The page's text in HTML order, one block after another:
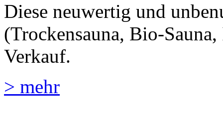
Diese neuwertig und
(Trockensauna, Bio-
Verkauf.
> mehr